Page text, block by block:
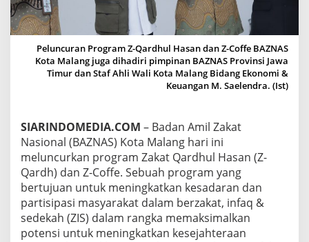
N
C
H
I
N
G
P
R
A
M
Z
A
K
A
T
Q
Peluncuran Program Z-Qardhul Hasan dan Z-Coffe BAZNAS
Kota Malang juga dihadiri pimpinan BAZNAS Provinsi Jawa
Timur dan Staf Ahli Wali Kota Malang Bidang Ekonomi &
Keuangan M. Saelendra. (Ist)
SIARINDOMEDIA.COM – Badan Amil Zakat
Nasional (BAZNAS) Kota Malang hari ini
meluncurkan program Zakat Qardhul Hasan (Z-
Qardh) dan Z-Coffe. Sebuah program yang
bertujuan untuk meningkatkan kesadaran dan
partisipasi masyarakat dalam berzakat, infaq &
sedekah (ZIS) dalam rangka memaksimalkan
potensi untuk meningkatkan kesejahteraan